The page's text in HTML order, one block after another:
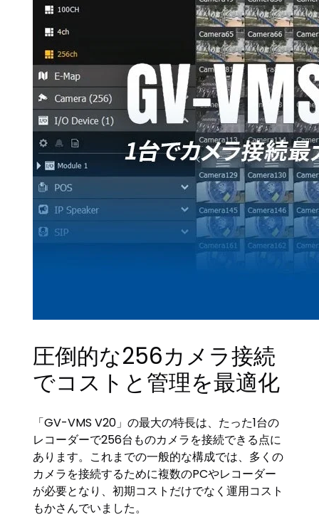
圧倒的な256カメラ接続
でコストと管理を最適化
「GV-VMS V20」の最大の特長は、たった1台の
レコーダーで256台ものカメラを接続できる点に
あります。これまでの一般的な構成では、多くの
カメラを接続するために複数のPCやレコーダー
が必要となり、初期コストだけでなく運用コスト
もかさんでいました。